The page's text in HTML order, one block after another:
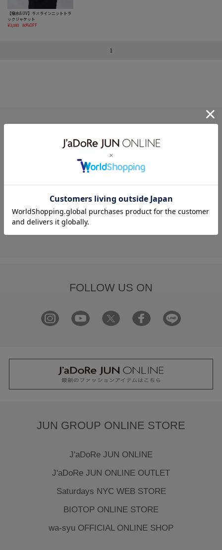
【撥水&UV】ラメラインニットトラ
ックジャケット
¥3,080
80%OFF
1
何かお困りですか？
FAQ
FOLLOW US ON
JUN GROUP ONLINE STORE
J'aDoRe JUN ONLINE
J'aDoRe JUN ONLINE OUTLET
Saturdays NYC WEB STORE
BIOTOP ONLINE STORE
wa-syu OFFICIAL ONLINE SHOP